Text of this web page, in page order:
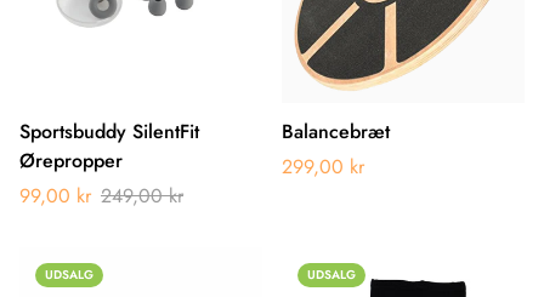
Sportsbuddy SilentFit
Ørepropper
99,00 kr 249,00 kr
Balancebræt
299,00 kr
UDSALG UDSALG